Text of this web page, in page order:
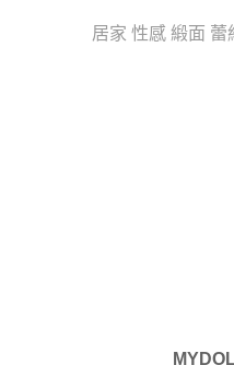
恩沛科技股份有限公司將有權停止
每筆NT$120
居家 性感 緞面 蕾